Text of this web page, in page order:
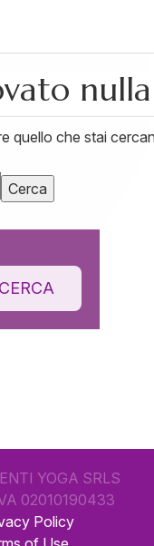
nulla
quello che stai
CERCA
YOGA SRLS
02010190433
Policy